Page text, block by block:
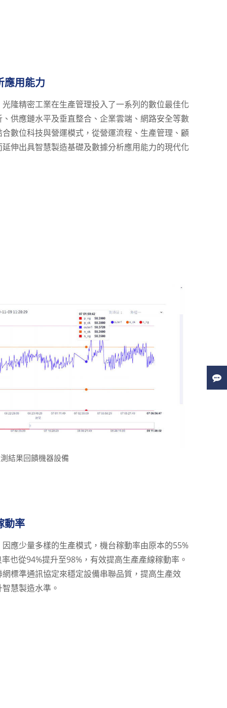
應用能力
隆精密工業在生產管理投入了一系列的數位最佳化
供應鏈水平及垂直整合、企業雲端、網路安全等數
數位科技與營運模式，從營運流程、生產管理、顧
伸出具智慧製造基礎及數據分析應用能力的現代化
結果回饋機器設備
動率
應少量多樣的生產模式，機台稼動率由原本的55%
也從94%提升至98%，有效提高生產產線稼動率。
標準通訊協定來穩定設備串聯品質，提高生產效
慧製造水準。